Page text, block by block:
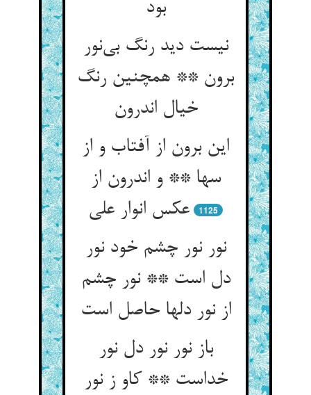
بود
نیست دید رنگ بی‌‌نور
برون ** همچنین رنگ
خیال اندرون‌‌
این برون از آفتاب و از
سها ** و اندرون از
1125
نور نور چشم خود نور
دل است ** نور چشم
از نور دلها حاصل است‌‌
باز نور نور دل نور
خداست ** کاو ز نور